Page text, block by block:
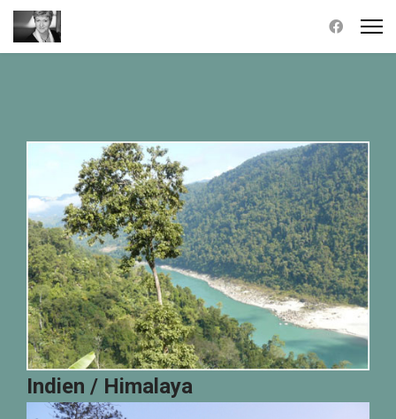
Indien / Himalaya